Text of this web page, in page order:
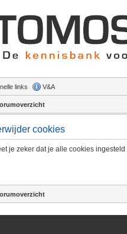
links V&A
cookies
je zeker dat je alle cookies